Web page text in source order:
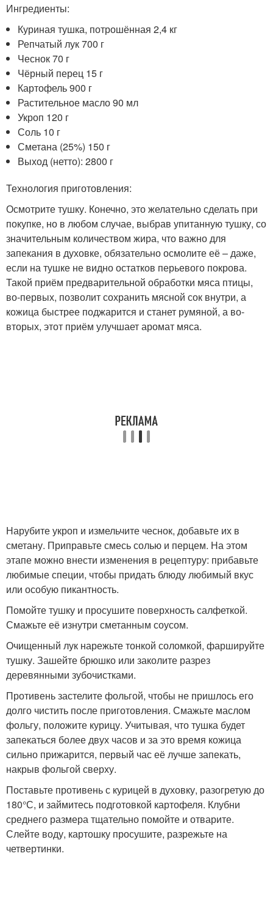
Ингредиенты:
Куриная тушка, потрошённая 2,4 кг
Репчатый лук 700 г
Чеснок 70 г
Чёрный перец 15 г
Картофель 900 г
Растительное масло 90 мл
Укроп 120 г
Соль 10 г
Сметана (25%) 150 г
Выход (нетто): 2800 г
Технология приготовления:
Осмотрите тушку. Конечно, это желательно сделать при
покупке, но в любом случае, выбрав упитанную тушку, со
значительным количеством жира, что важно для
запекания в духовке, обязательно осмолите её – даже,
если на тушке не видно остатков перьевого покрова.
Такой приём предварительной обработки мяса птицы,
во-первых, позволит сохранить мясной сок внутри, а
кожица быстрее поджарится и станет румяной, а во-
вторых, этот приём улучшает аромат мяса.
Нарубите укроп и измельчите чеснок, добавьте их в
сметану. Приправьте смесь солью и перцем. На этом
этапе можно внести изменения в рецептуру: прибавьте
любимые специи, чтобы придать блюду любимый вкус
или особую пикантность.
Помойте тушку и просушите поверхность салфеткой.
Смажьте её изнутри сметанным соусом.
Очищенный лук нарежьте тонкой соломкой, фаршируйте
тушку. Зашейте брюшко или заколите разрез
деревянными зубочистками.
Противень застелите фольгой, чтобы не пришлось его
долго чистить после приготовления. Смажьте маслом
фольгу, положите курицу. Учитывая, что тушка будет
запекаться более двух часов и за это время кожица
сильно прижарится, первый час её лучше запекать,
накрыв фольгой сверху.
Поставьте противень с курицей в духовку, разогретую до
180°С, и займитесь подготовкой картофеля. Клубни
среднего размера тщательно помойте и отварите.
Слейте воду, картошку просушите, разрежьте на
четвертинки.